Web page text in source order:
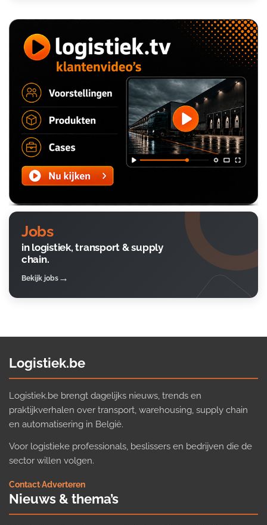
Jobs
in logistiek, transport & supply
chain.
Bekijk jobs
Logistiek.be
Logistiek.be brengt dagelijks nieuws, trends en
praktijkverhalen over transport, warehousing, supply chain
en automatisering in België.
Voor logistieke professionals, beslissers en bedrijven die de
sector willen volgen.
Contact·Adverteren
Nieuws & thema’s